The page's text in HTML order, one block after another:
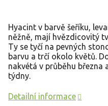
Hyacint v barvě šeříku,
něžně, mají hvězdicovitý
Ty se tyčí na pevných
barvu a trčí okolo květů.
nakvétá v průběhu března
týdny.
Detailní informace